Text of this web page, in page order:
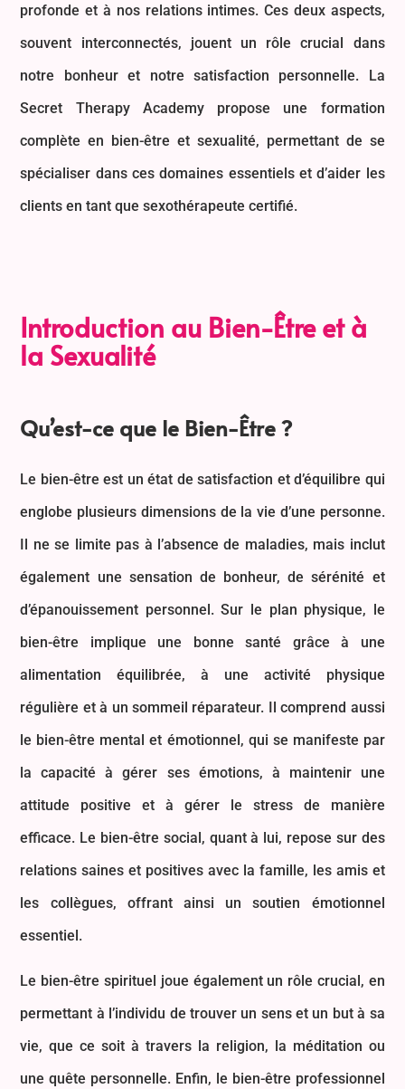
profonde et à nos relations intimes. Ces deux aspects,
souvent interconnectés, jouent un rôle crucial dans
notre bonheur et notre satisfaction personnelle. La
Secret Therapy Academy propose une formation
complète en bien-être et sexualité, permettant de se
spécialiser dans ces domaines essentiels et d’aider les
clients en tant que sexothérapeute certifié.
Introduction au Bien-Être et à
la Sexualité
Qu’est-ce que le Bien-Être ?
Le bien-être est un état de satisfaction et d’équilibre qui
englobe plusieurs dimensions de la vie d’une personne.
Il ne se limite pas à l’absence de maladies, mais inclut
également une sensation de bonheur, de sérénité et
d’épanouissement personnel. Sur le plan physique, le
bien-être implique une bonne santé grâce à une
alimentation équilibrée, à une activité physique
régulière et à un sommeil réparateur. Il comprend aussi
le bien-être mental et émotionnel, qui se manifeste par
la capacité à gérer ses émotions, à maintenir une
attitude positive et à gérer le stress de manière
efficace. Le bien-être social, quant à lui, repose sur des
relations saines et positives avec la famille, les amis et
les collègues, offrant ainsi un soutien émotionnel
essentiel.
Le bien-être spirituel joue également un rôle crucial, en
permettant à l’individu de trouver un sens et un but à sa
vie, que ce soit à travers la religion, la méditation ou
une quête personnelle. Enfin, le bien-être professionnel